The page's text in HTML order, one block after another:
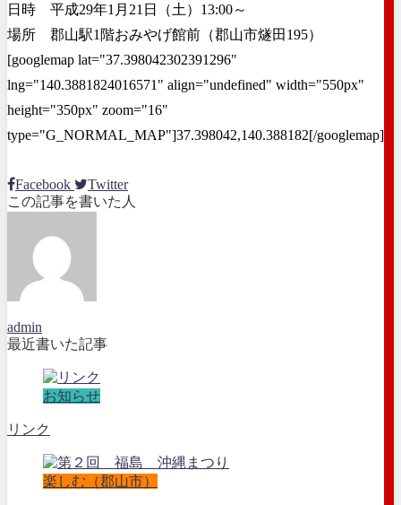
日時 平成29年1月21日（土）13:00～
場所 郡山駅1階おみやげ館前（郡山市燧田195）
[googlemap lat="37.398042302391296"
lng="140.3881824016571" align="undefined" width="550px"
height="350px" zoom="16"
type="G_NORMAL_MAP"]37.398042,140.388182[/googlemap]
Facebook
Twitter
この記事を書いた人
admin
最近書いた記事
お知らせ
リンク
楽しむ（郡山市）